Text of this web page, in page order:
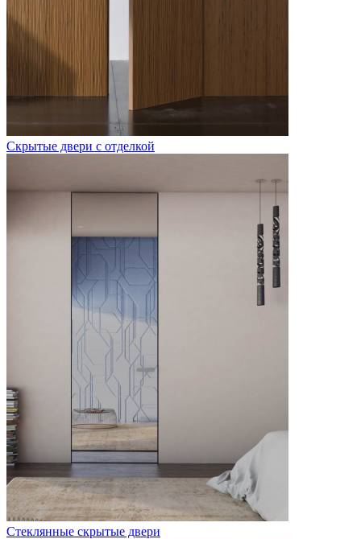
Скрытые двери с отделкой
Стеклянные скрытые двери